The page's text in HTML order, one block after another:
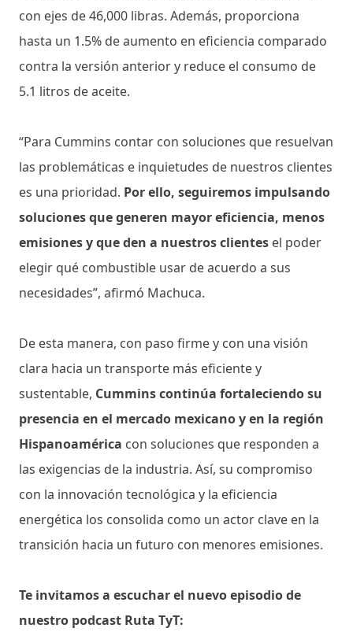
con ejes de 46,000 libras. Además, proporciona
hasta un 1.5% de aumento en eficiencia comparado
contra la versión anterior y reduce el consumo de
5.1 litros de aceite.
“Para Cummins contar con soluciones que resuelvan
las problemáticas e inquietudes de nuestros clientes
es una prioridad. Por ello, seguiremos impulsando
soluciones que generen mayor eficiencia, menos
emisiones y que den a nuestros clientes el poder
elegir qué combustible usar de acuerdo a sus
necesidades”, afirmó Machuca.
De esta manera, con paso firme y con una visión
clara hacia un transporte más eficiente y
sustentable, Cummins continúa fortaleciendo su
presencia en el mercado mexicano y en la región
Hispanoamérica con soluciones que responden a
las exigencias de la industria. Así, su compromiso
con la innovación tecnológica y la eficiencia
energética los consolida como un actor clave en la
transición hacia un futuro con menores emisiones.
Te invitamos a escuchar el nuevo episodio de
nuestro podcast Ruta TyT: